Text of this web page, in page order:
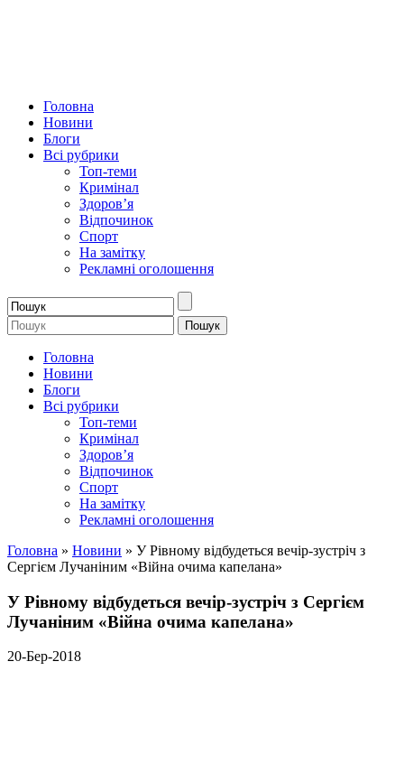
Головна
Новини
Блоги
Всі рубрики
Топ-теми
Кримінал
Здоров’я
Відпочинок
Спорт
На замітку
Рекламні оголошення
Головна
Новини
Блоги
Всі рубрики
Топ-теми
Кримінал
Здоров’я
Відпочинок
Спорт
На замітку
Рекламні оголошення
Головна » Новини » У Рівному відбудеться вечір-зустріч з
Сергієм Лучаніним «Війна очима капелана»
У Рівному відбудеться вечір-зустріч з Сергієм
Лучаніним «Війна очима капелана»
20-Бер-2018